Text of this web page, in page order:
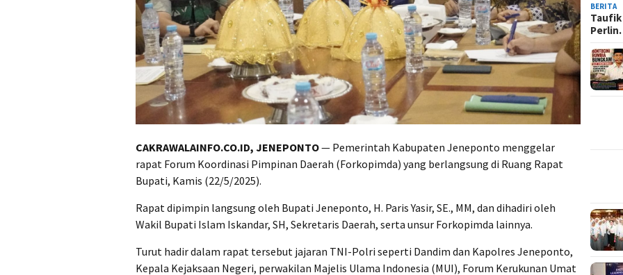
CAKRAWALAINFO.CO.ID, JENEPONTO— Pemerintah Kabupaten Jeneponto menggelar
rapat Forum Koordinasi Pimpinan Daerah (Forkopimda) yang berlangsung di Ruang Rapat
Bupati, Kamis (22/5/2025).
Rapat dipimpin langsung oleh Bupati Jeneponto, H. Paris Yasir, SE., MM, dan dihadiri oleh
Wakil Bupati Islam Iskandar, SH, Sekretaris Daerah, serta unsur Forkopimda lainnya.
Turut hadir dalam rapat tersebut jajaran TNI-Polri seperti Dandim dan Kapolres Jeneponto,
Kepala Kejaksaan Negeri, perwakilan Majelis Ulama Indonesia (MUI), Forum Kerukunan Umat
BERITA
Taufik